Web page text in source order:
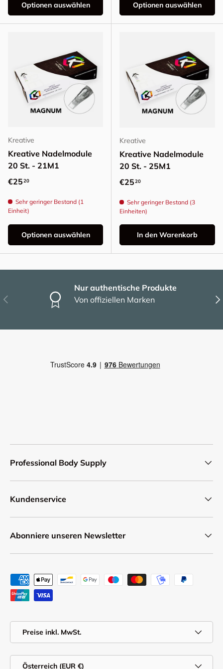
Optionen auswählen Optionen auswählen
Kreative
Kreative Nadelmodule
20 St. - 21M1
Normaler Preis
€2520
Sehr geringer Bestand (1
Einheit)
Optionen auswählen
Kreative
Kreative Nadelmodule
20 St. - 25M1
Normaler Preis
€2520
Sehr geringer Bestand (3
Einheiten)
In den Warenkorb
Vorherige
Nur authentische Produkte
Von offiziellen Marken
Professional Body Supply
Kundenservice
Abonniere unseren Newsletter
Zahlungsmethoden
Preise inkl. MwSt.
Land/Region
Österreich (EUR €)